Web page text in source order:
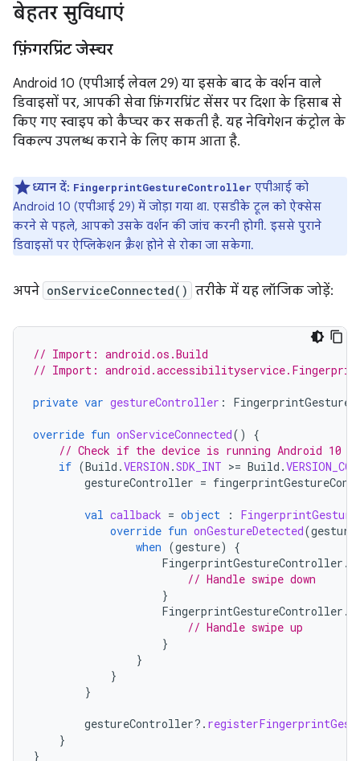
बेहतर सुविधाएं
फ़िंगरप्रिंट जेस्चर
Android 10 (एपीआई लेवल 29) या इसके बाद के वर्शन वाले
डिवाइसों पर, आपकी सेवा फ़िंगरप्रिंट सेंसर पर दिशा के हिसाब से
किए गए स्वाइप को कैप्चर कर सकती है. यह नेविगेशन कंट्रोल के
विकल्प उपलब्ध कराने के लिए काम आता है.
ध्यान दें: FingerprintGestureController एपीआई को
Android 10 (एपीआई 29) में जोड़ा गया था. एसडीके टूल को ऐक्सेस
करने से पहले, आपको उसके वर्शन की जांच करनी होगी. इससे पुराने
डिवाइसों पर ऐप्लिकेशन क्रैश होने से रोका जा सकेगा.
अपने onServiceConnected() तरीके में यह लॉजिक जोड़ें:
// Import: android.os.Build
// Import:
private var gestureController :
override fun onServiceConnected()
{
// Check if the device is running Android 10
if (Build .VERSION .SDK_INT >= Build .
gestureController =
val callback = object :
override fun onGestureDetected(gesture
when (gesture)
{
FingerprintGestureController .
// Handle swipe down
}
FingerprintGestureController .
// Handle swipe up
}
}
}
}
gestureController?.
}
}